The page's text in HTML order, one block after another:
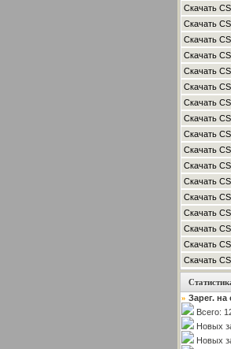
Скачать
Скачать
Скачать
Скачать
Скачать
Скачать
Скачать
Скачать
Скачать
Скачать
Скачать
Скачать
Скачать
Скачать
Скачать
Скачать
Скачать
» Зарег. на
Всего:
Новых
Новых